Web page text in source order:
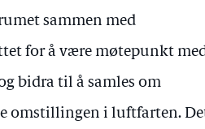
sammen med
for å være møtepunkt
bidra til å samles om
omstillingen i luftfarten.